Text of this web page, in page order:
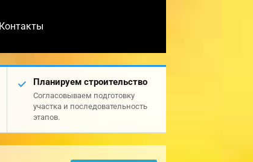
Контакты
Планируем строительство
Согласовываем подготовку
участка и последовательность
этапов.